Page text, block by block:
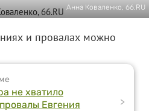
Анна Коваленко, 66.RU
и провалах можно
не хватило
Евгения
>